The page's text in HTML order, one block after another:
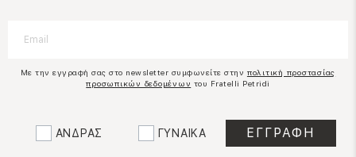
Με την εγγραφή σας στο newsletter συμφωνείτε στην πολιτική προστασίας
προσωπικών δεδομένων του Fratelli Petridi
ΑΝΔΡΑΣ ΓΥΝΑΙΚΑ